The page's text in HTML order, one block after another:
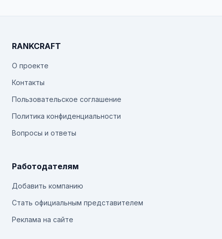
RANKCRAFT
О проекте
Контакты
Пользовательское соглашение
Политика конфиденциальности
Вопросы и ответы
Работодателям
Добавить компанию
Стать официальным представителем
Реклама на сайте